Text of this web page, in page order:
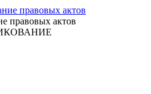
правовых актов